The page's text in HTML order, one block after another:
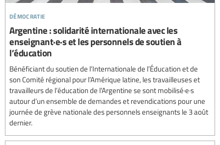
démocratie
Argentine : solidarité internationale avec les
enseignant·e·s et les personnels de soutien à
l’éducation
Bénéficiant du soutien de l’Internationale de l’Éducation et de
son Comité régional pour l’Amérique latine, les travailleuses et
travailleurs de l’éducation de l’Argentine se sont mobilisé·e·s
autour d’un ensemble de demandes et revendications pour une
journée de grève nationale des personnels enseignants le 3 août
dernier.